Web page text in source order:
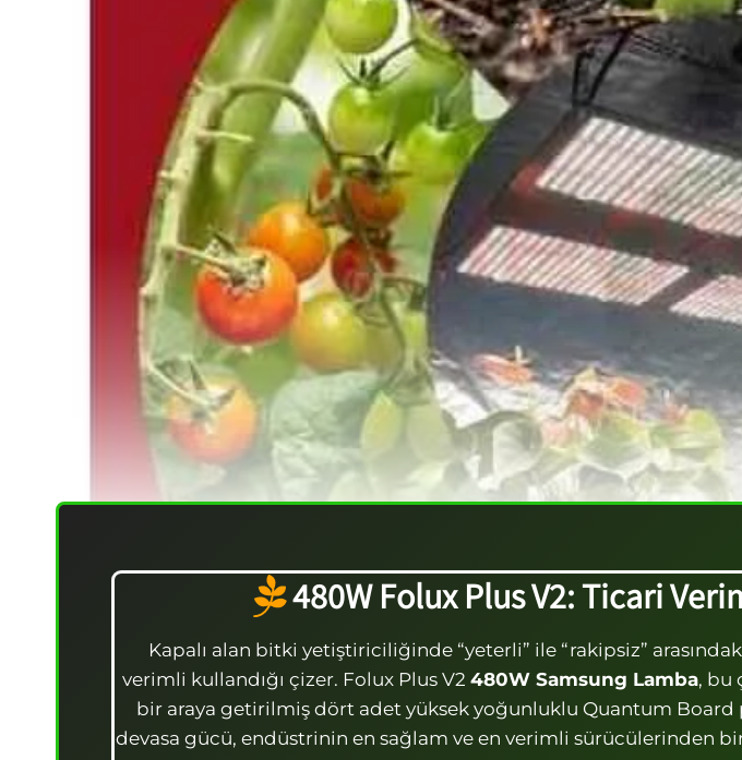
480W Folux Plus V2: Ticari
Kapalı alan bitki yetiştiriciliğinde “yeterli” ile “rakipsiz”
verimli kullandığı çizer. Folux Plus V2 480W Samsung Lamba, bu
bir araya getirilmiş dört adet yüksek yoğunluklu Quantum Board
devasa gücü, endüstrinin en sağlam ve en verimli sürücülerinden